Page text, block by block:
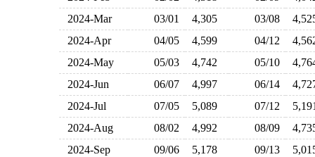
2024-Mar
03/01 4,305 03/08
2024-Apr
04/05 4,599 04/12
2024-May
05/03 4,742 05/10
2024-Jun
06/07 4,997 06/14
2024-Jul
07/05 5,089 07/12
2024-Aug
08/02 4,992 08/09
2024-Sep
09/06 5,178 09/13